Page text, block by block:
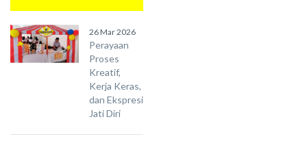
26 Mar 2026
Perayaan
Proses
Kreatif,
Kerja Keras,
dan Ekspresi
Jati Diri